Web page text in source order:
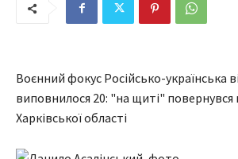
Воєнний фокус Російсько-українська
виповнилося 20: "на щиті" повернувся
Харківської області